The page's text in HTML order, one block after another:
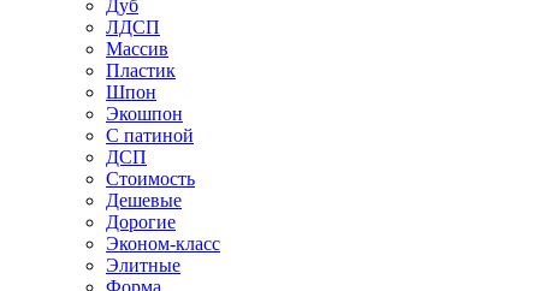
Дуб
ЛДСП
Массив
Пластик
Шпон
Экошпон
С патиной
ДСП
Стоимость
Дешевые
Дорогие
Эконом-класс
Элитные
Форма